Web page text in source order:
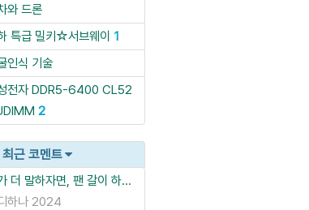
와 드론
특급 밀키☆서브웨이 1
인식 기술
전자 DDR5-6400 CL52
2
근 코멘트
더 말하자면, 팬 갈이 하...
하나 2024